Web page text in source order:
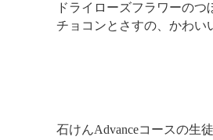
ドライローズフラワーのつ
チョコンとさすの、かわい
石けんAdvanceコースの生